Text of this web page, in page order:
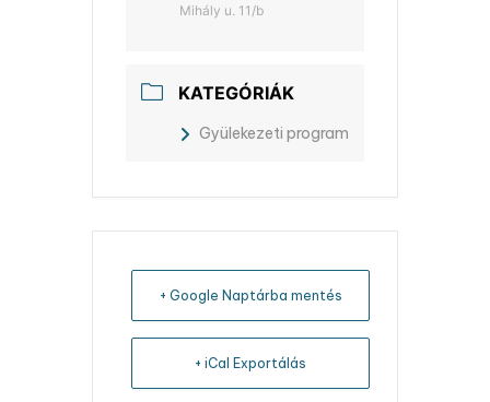
Mihály u. 11/b
KATEGÓRIÁK
Gyülekezeti program
+ Google Naptárba mentés
+ iCal Exportálás